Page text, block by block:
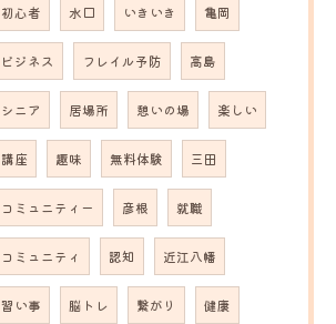
初心者 水口 いきいき 亀岡
ビジネス フレイル予防 高島
シニア 居場所 憩いの場 楽しい
講座 趣味 無料体験 三田
コミュニティー 彦根 就職
コミュニティ 認知 近江八幡
習い事 脳トレ 繋がり 健康